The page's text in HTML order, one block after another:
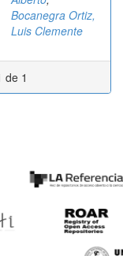
Bocanegra Ortiz,
Luis Clemente
de 1